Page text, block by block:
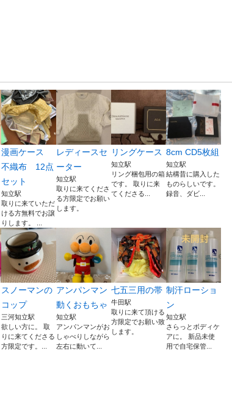
漫画ケース
不織布 12点
セット
知立駅
取りに来ていただ
ける方無料でお譲
りします。 ...
レディースセ
ーター
知立駅
取りに来てくださ
る方限定でお願い
します。
リングケース
知立駅
リング梱包用の箱
です。 取りに来
てくださる...
8cm CD5枚組
知立駅
結構昔に購入した
ものらしいです。
録音、ダビ...
スノーマンの
コップ
三河知立駅
欲しい方に。 取
りに来てくださる
方限定です。...
アンパンマン
動くおもちゃ
知立駅
アンパンマンがお
しゃべりしながら
左右に動いて...
七五三用の帯
牛田駅
取りに来て頂ける
方限定でお願い致
します。
制汗ローショ
ン
知立駅
さらっとボディケ
アに。 新品未使
用で自宅保管...